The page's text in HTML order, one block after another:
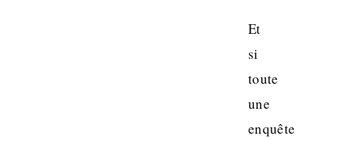
Et
si
toute
une
enquête